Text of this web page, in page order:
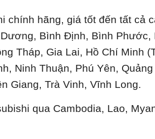
chính hãng, giá tốt đến tất cả
Bình Định, Bình
Tháp, Gia Lai, Hồ Chí Minh
Ninh Thuận, Phú Yên,
Giang, Trà Vinh, Vĩnh Long.
qua Cambodia, Lao,